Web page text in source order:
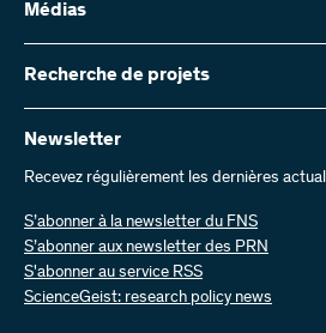
Wildhainweg 3
Contactez-nous
Envoyer des factures
Travailler chez nous
Offres d’emploi
Médias
Service de presse
Rapport annuel
Recherche de projets
Vous trouverez ici des informations
recherche et les subsides approuvés par le
Recherche de projets
Newsletter
Recevez régulièrement les dernières
S’abonner à la newsletter du FNS
S’abonner aux newsletter des PRN
S'abonner au service RSS
ScienceGeist: research policy news